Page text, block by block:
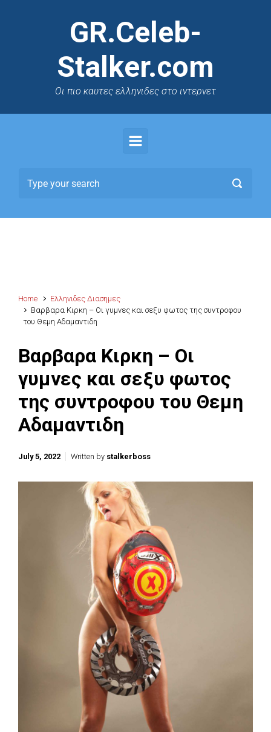
GR.Celeb-
Stalker.com
Oι πιο καυτες ελληνιδες στο ιντερνετ
Home
Ελληνιδες Διασημες
Βαρβαρα Κιρκη – Οι γυμνες και σεξυ φωτος της συντροφου
του Θεμη Αδαμαντιδη
Βαρβαρα Κιρκη – Οι
γυμνες και σεξυ φωτος
της συντροφου του Θεμη
Αδαμαντιδη
July 5, 2022 Written by stalkerboss